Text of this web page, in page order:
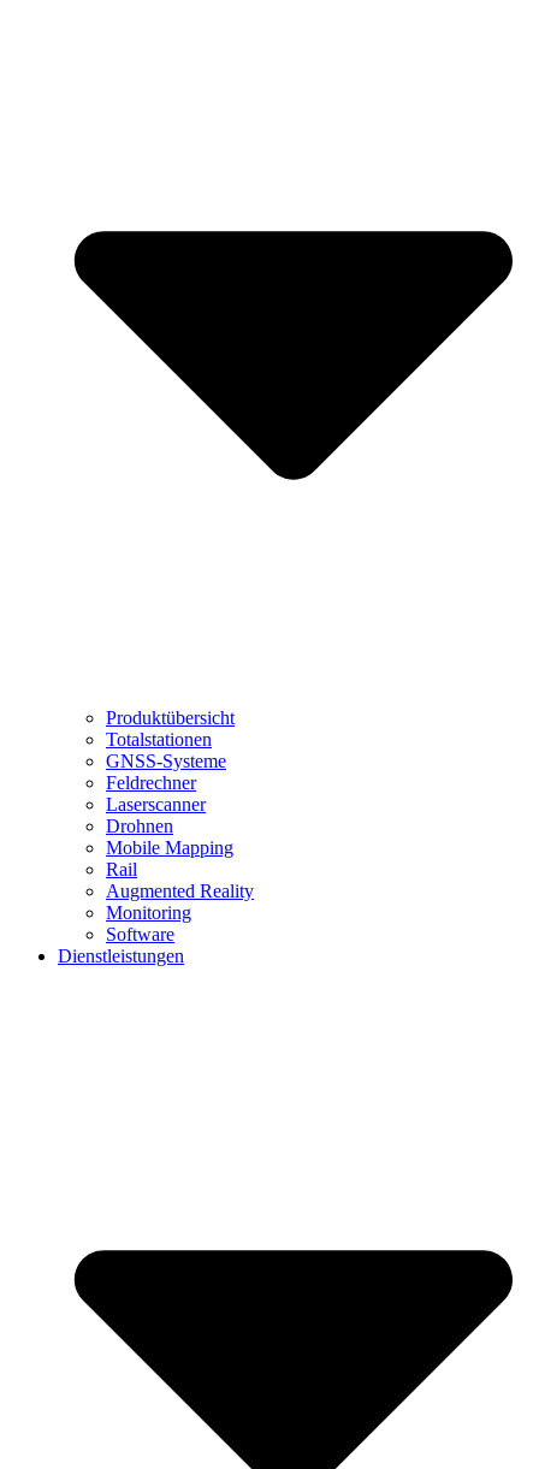
Produktübersicht
Totalstationen
GNSS-Systeme
Feldrechner
Laserscanner
Drohnen
Mobile Mapping
Rail
Augmented Reality
Monitoring
Software
Dienstleistungen